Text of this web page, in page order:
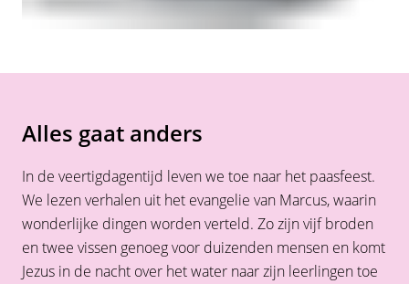
Alles gaat anders
In de veertigdagentijd leven we toe naar het paasfeest.
We lezen verhalen uit het evangelie van Marcus, waarin
wonderlijke dingen worden verteld. Zo zijn vijf broden
en twee vissen genoeg voor duizenden mensen en komt
Jezus in de nacht over het water naar zijn leerlingen toe